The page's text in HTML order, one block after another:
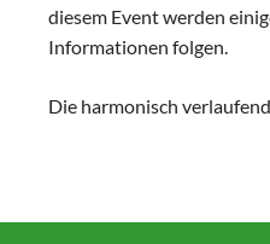
diesem Event werden
Informationen folgen.
Die harmonisch